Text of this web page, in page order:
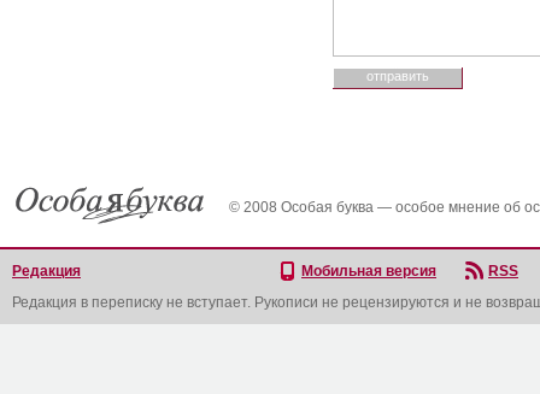
© 2008 Особая буква — особое мнение об
Редакция Мобильная версия
RSS
Редакция в переписку не вступает. Рукописи не рецензируются и не